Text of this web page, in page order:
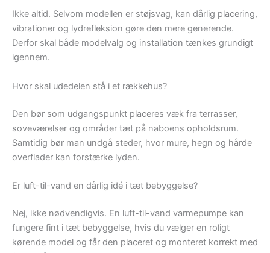
Ikke altid. Selvom modellen er støjsvag, kan dårlig placering,
vibrationer og lydrefleksion gøre den mere generende.
Derfor skal både modelvalg og installation tænkes grundigt
igennem.
Hvor skal udedelen stå i et rækkehus?
Den bør som udgangspunkt placeres væk fra terrasser,
soveværelser og områder tæt på naboens opholdsrum.
Samtidig bør man undgå steder, hvor mure, hegn og hårde
overflader kan forstærke lyden.
Er luft-til-vand en dårlig idé i tæt bebyggelse?
Nej, ikke nødvendigvis. En luft-til-vand varmepumpe kan
fungere fint i tæt bebyggelse, hvis du vælger en roligt
kørende model og får den placeret og monteret korrekt med